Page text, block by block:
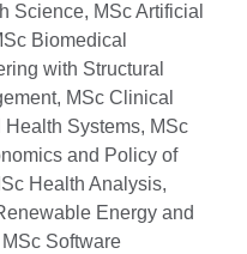
Science, MSc Artificial
Biomedical
with Structural
MSc Clinical
Systems, MSc
and Policy of
Health Analysis,
Energy and
Software